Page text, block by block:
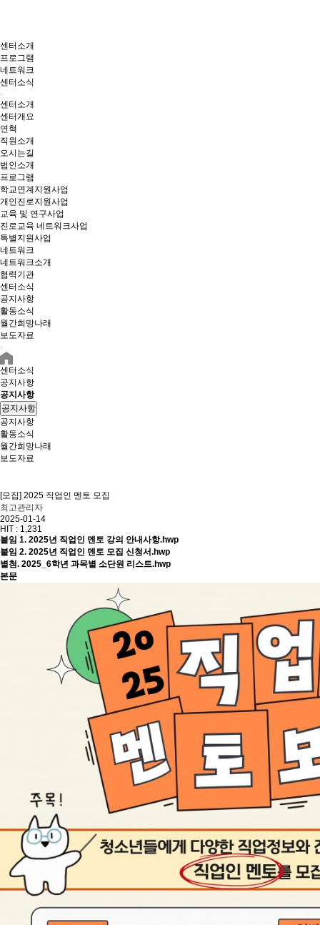
센터소개
프로그램
네트워크
센터소식
센터소개
센터개요
연혁
직원소개
오시는길
법인소개
프로그램
학교연계지원사업
개인진로지원사업
교육 및 연구사업
진로교육 네트워크사업
특별지원사업
네트워크
네트워크소개
협력기관
센터소식
공지사항
활동소식
월간희망나래
보도자료
센터소식
공지사항
공지사항
공지사항
공지사항
활동소식
월간희망나래
보도자료
[모집] 2025 직업인 멘토 모집
최고관리자
2025-01-14
HIT : 1,231
붙임 1. 2025년 직업인 멘토 강의 안내사항.hwp
붙임 2. 2025년 직업인 멘토 모집 신청서.hwp
별첨. 2025_6학년 과목별 소단원 리스트.hwp
본문